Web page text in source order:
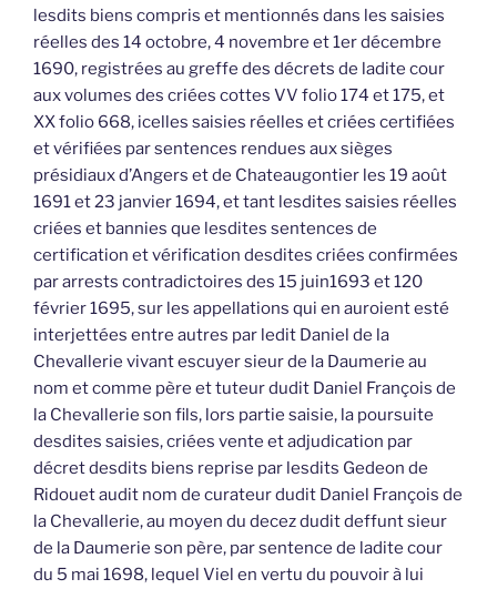
lesdits biens compris et mentionnés dans les saisies
réelles des 14 octobre, 4 novembre et 1er décembre
1690, registrées au greffe des décrets de ladite cour
aux volumes des criées cottes VV folio 174 et 175, et
XX folio 668, icelles saisies réelles et criées certifiées
et vérifiées par sentences rendues aux sièges
présidiaux d’Angers et de Chateaugontier les 19 août
1691 et 23 janvier 1694, et tant lesdites saisies réelles
criées et bannies que lesdites sentences de
certification et vérification desdites criées confirmées
par arrests contradictoires des 15 juin1693 et 120
février 1695, sur les appellations qui en auroient esté
interjettées entre autres par ledit Daniel de la
Chevallerie vivant escuyer sieur de la Daumerie au
nom et comme père et tuteur dudit Daniel François de
la Chevallerie son fils, lors partie saisie, la poursuite
desdites saisies, criées vente et adjudication par
décret desdits biens reprise par lesdits Gedeon de
Ridouet audit nom de curateur dudit Daniel François de
la Chevallerie, au moyen du decez dudit deffunt sieur
de la Daumerie son père, par sentence de ladite cour
du 5 mai 1698, lequel Viel en vertu du pouvoir à lui